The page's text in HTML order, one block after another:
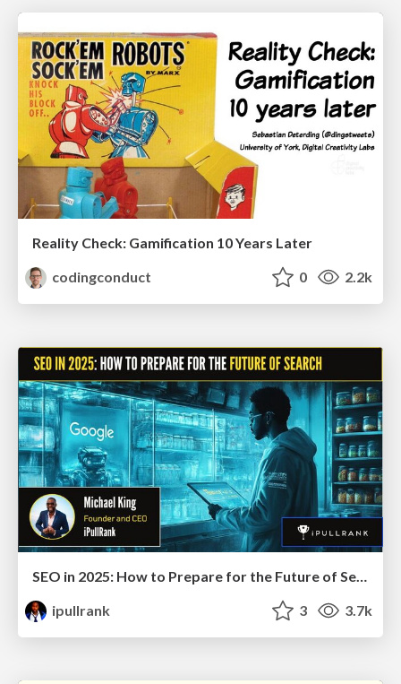
Reality Check: Gamification 10 Years Later
codingconduct
0 2.2k
SEO in 2025: How to Prepare for the Future of Search
ipullrank
3 3.7k